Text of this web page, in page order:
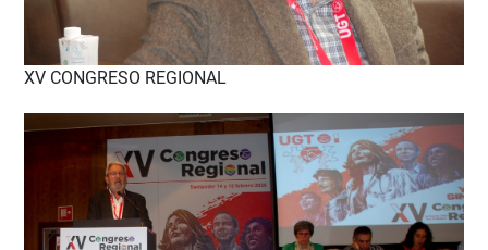
XV CONGRESO REGIONAL